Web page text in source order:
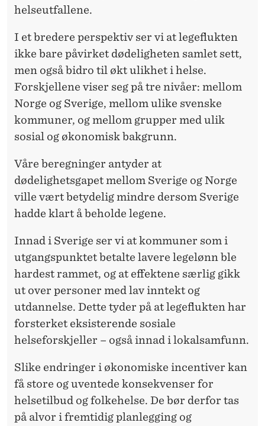
helseutfallene.
I et bredere perspektiv ser vi at legeflukten
ikke bare påvirket dødeligheten samlet sett,
men også bidro til økt ulikhet i helse.
Forskjellene viser seg på tre nivåer: mellom
Norge og Sverige, mellom ulike svenske
kommuner, og mellom grupper med ulik
sosial og økonomisk bakgrunn.
Våre beregninger antyder at
dødelighetsgapet mellom Sverige og Norge
ville vært betydelig mindre dersom Sverige
hadde klart å beholde legene.
Innad i Sverige ser vi at kommuner som i
utgangspunktet betalte lavere legelønn ble
hardest rammet, og at effektene særlig gikk
ut over personer med lav inntekt og
utdannelse. Dette tyder på at legeflukten har
forsterket eksisterende sosiale
helseforskjeller – også innad i lokalsamfunn.
Slike endringer i økonomiske incentiver kan
få store og uventede konsekvenser for
helsetilbud og folkehelse. De bør derfor tas
på alvor i fremtidig planlegging og